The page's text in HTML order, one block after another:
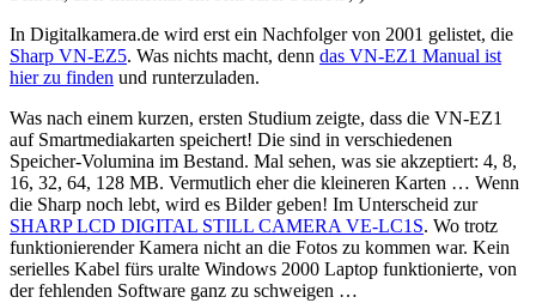
In Digitalkamera.de wird erst ein Nachfolger von 2001 gelistet, die
Sharp VN-EZ5. Was nichts macht, denn das VN-EZ1 Manual ist
hier zu finden und runterzuladen.
Was nach einem kurzen, ersten Studium zeigte, dass die VN-EZ1
auf Smartmediakarten speichert! Die sind in verschiedenen
Speicher-Volumina im Bestand. Mal sehen, was sie akzeptiert: 4, 8,
16, 32, 64, 128 MB. Vermutlich eher die kleineren Karten … Wenn
die Sharp noch lebt, wird es Bilder geben! Im Unterscheid zur
SHARP LCD DIGITAL STILL CAMERA VE-LC1S. Wo trotz
funktionierender Kamera nicht an die Fotos zu kommen war. Kein
serielles Kabel fürs uralte Windows 2000 Laptop funktionierte, von
der fehlenden Software ganz zu schweigen …